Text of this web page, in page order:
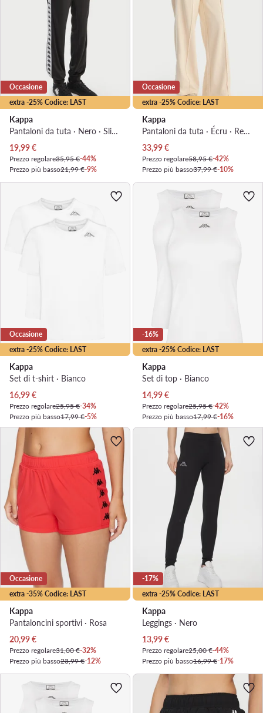
extra -25% Codice: LAST
Occasione
Kappa
Pantaloni da tuta · Nero · Slim Fit
Prezzo attuale
19,99€
Prezzo regolare35,95 €-44%
Prezzo più basso21,99 €-9%
extra -25% Codice: LAST
Occasione
Kappa
Pantaloni da tuta · Écru · Regular Fit
Prezzo attuale
33,99€
Prezzo regolare58,95 €-42%
Prezzo più basso37,99 €-10%
extra -25% Codice: LAST
Occasione
Kappa
Set di t-shirt · Bianco
Prezzo attuale
16,99€
Prezzo regolare25,95 €-34%
Prezzo più basso17,99 €-5%
extra -25% Codice: LAST
-16%
Kappa
Set di top · Bianco
Prezzo attuale
14,99€
Prezzo regolare25,95 €-42%
Prezzo più basso17,99 €-16%
extra -35% Codice: LAST
Occasione
Kappa
Pantaloncini sportivi · Rosa
Prezzo attuale
20,99€
Prezzo regolare31,00 €-32%
Prezzo più basso23,99 €-12%
extra -25% Codice: LAST
-17%
Kappa
Leggings · Nero
Prezzo attuale
13,99€
Prezzo regolare25,00 €-44%
Prezzo più basso16,99 €-17%